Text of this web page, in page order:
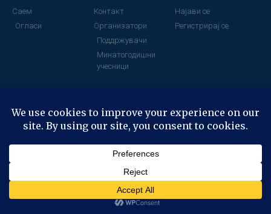
Саем
Огласи
Контакт
Организатори
Поддржувачи
Минатогодишни
учесници
Најави се
Регистрирај се
© All rights reserved